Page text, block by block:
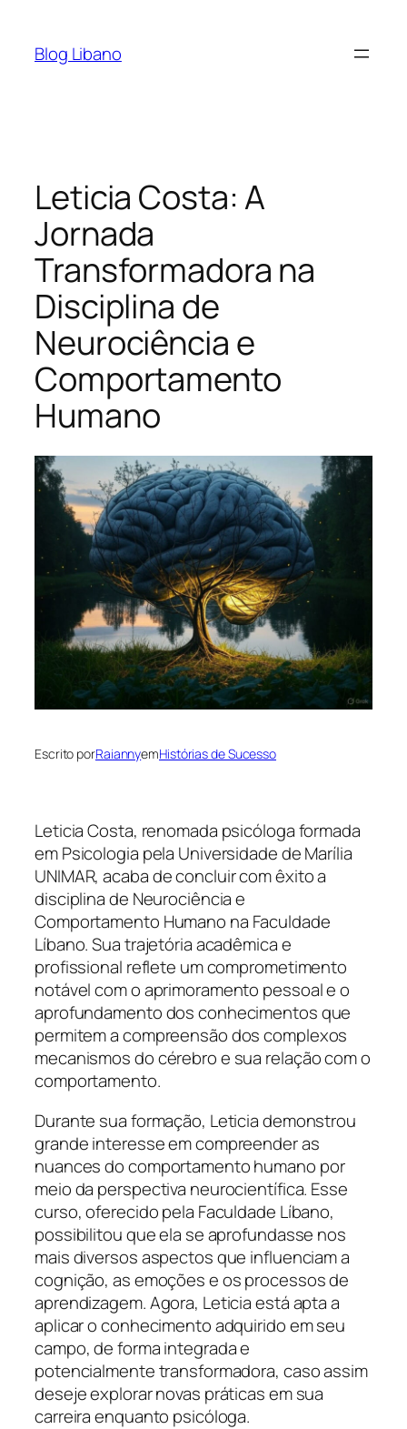
Blog Libano
Leticia Costa: A
Jornada
Transformadora na
Disciplina de
Neurociência e
Comportamento
Humano
Escrito porRaiannyemHistórias de Sucesso
Leticia Costa, renomada psicóloga formada
em Psicologia pela Universidade de Marília
UNIMAR, acaba de concluir com êxito a
disciplina de Neurociência e
Comportamento Humano na Faculdade
Líbano. Sua trajetória acadêmica e
profissional reflete um comprometimento
notável com o aprimoramento pessoal e o
aprofundamento dos conhecimentos que
permitem a compreensão dos complexos
mecanismos do cérebro e sua relação com o
comportamento.
Durante sua formação, Leticia demonstrou
grande interesse em compreender as
nuances do comportamento humano por
meio da perspectiva neurocientífica. Esse
curso, oferecido pela Faculdade Líbano,
possibilitou que ela se aprofundasse nos
mais diversos aspectos que influenciam a
cognição, as emoções e os processos de
aprendizagem. Agora, Leticia está apta a
aplicar o conhecimento adquirido em seu
campo, de forma integrada e
potencialmente transformadora, caso assim
deseje explorar novas práticas em sua
carreira enquanto psicóloga.